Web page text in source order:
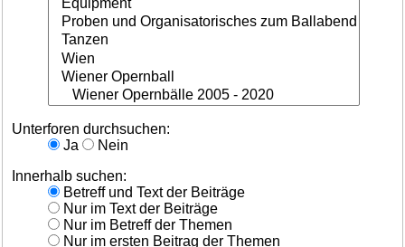
Unterforen durchsuchen:
Ja
Nein
Innerhalb suchen:
Betreff und Text der Beiträge
Nur im Text der Beiträge
Nur im Betreff der Themen
Nur im ersten Beitrag der Themen